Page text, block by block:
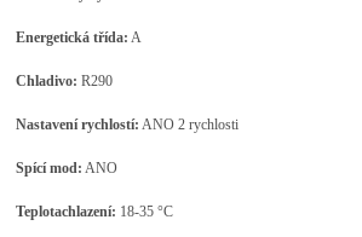
Energetická třída: A
Chladivo: R290
Nastavení rychlostí: ANO 2 rychlosti
Spící mod: ANO
Teplotachlazení: 18-35 °C